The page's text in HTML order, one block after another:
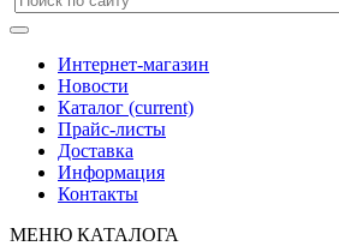
Интернет-магазин
Новости
Каталог (current)
Прайс-листы
Доставка
Информация
Контакты
МЕНЮ КАТАЛОГА